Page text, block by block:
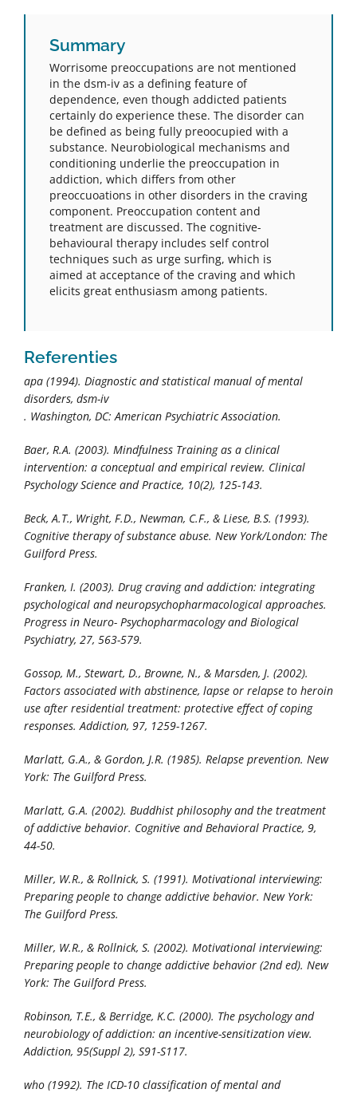
Summary
Worrisome preoccupations are not mentioned
in the dsm-iv as a defining feature of
dependence, even though addicted patients
certainly do experience these. The disorder can
be defined as being fully preoocupied with a
substance. Neurobiological mechanisms and
conditioning underlie the preoccupation in
addiction, which differs from other
preoccuoations in other disorders in the craving
component. Preoccupation content and
treatment are discussed. The cognitive-
behavioural therapy includes self control
techniques such as urge surfing, which is
aimed at acceptance of the craving and which
elicits great enthusiasm among patients.
Referenties
apa (1994). Diagnostic and statistical manual of mental
disorders, dsm-iv
. Washington, DC: American Psychiatric Association.
Baer, R.A. (2003). Mindfulness Training as a clinical
intervention: a conceptual and empirical review. Clinical
Psychology Science and Practice, 10(2), 125-143.
Beck, A.T., Wright, F.D., Newman, C.F., & Liese, B.S. (1993).
Cognitive therapy of substance abuse. New York/London: The
Guilford Press.
Franken, I. (2003). Drug craving and addiction: integrating
psychological and neuropsychopharmacological approaches.
Progress in Neuro- Psychopharmacology and Biological
Psychiatry, 27, 563-579.
Gossop, M., Stewart, D., Browne, N., & Marsden, J. (2002).
Factors associated with abstinence, lapse or relapse to heroin
use after residential treatment: protective effect of coping
responses. Addiction, 97, 1259-1267.
Marlatt, G.A., & Gordon, J.R. (1985). Relapse prevention. New
York: The Guilford Press.
Marlatt, G.A. (2002). Buddhist philosophy and the treatment
of addictive behavior. Cognitive and Behavioral Practice, 9,
44-50.
Miller, W.R., & Rollnick, S. (1991). Motivational interviewing:
Preparing people to change addictive behavior. New York:
The Guilford Press.
Miller, W.R., & Rollnick, S. (2002). Motivational interviewing:
Preparing people to change addictive behavior (2nd ed). New
York: The Guilford Press.
Robinson, T.E., & Berridge, K.C. (2000). The psychology and
neurobiology of addiction: an incentive-sensitization view.
Addiction, 95(Suppl 2), S91-S117.
who (1992). The ICD-10 classification of mental and